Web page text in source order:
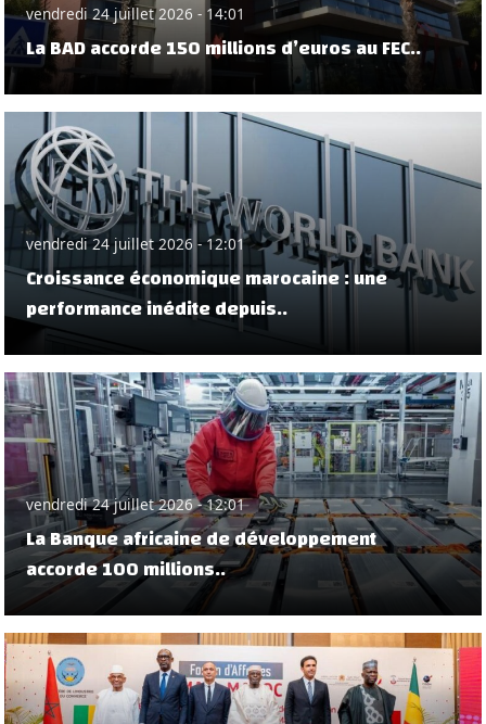
vendredi 24 juillet 2026 - 14:01
La BAD accorde 150 millions d’euros au FEC..
vendredi 24 juillet 2026 - 12:01
Croissance économique marocaine : une
performance inédite depuis..
vendredi 24 juillet 2026 - 12:01
La Banque africaine de développement
accorde 100 millions..